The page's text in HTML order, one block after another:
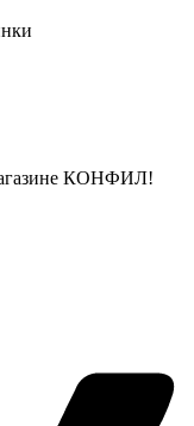
КОНФИЛ!